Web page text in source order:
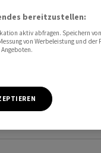
bereitzustellen:
aktiv abfragen. Speichern
von Werbeleistung und der